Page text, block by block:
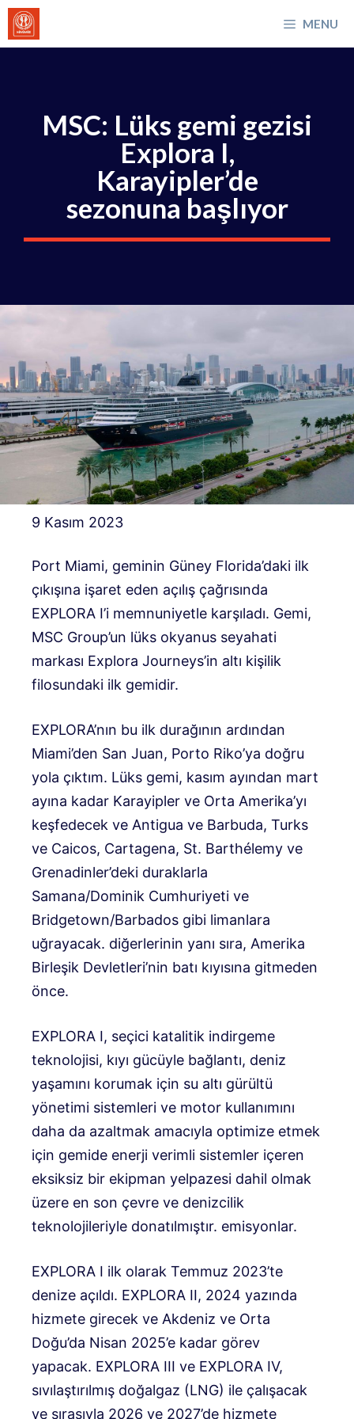
İçeriğe
atla
MENU
MSC: Lüks gemi gezisi
Explora I,
Karayipler’de
sezonuna başlıyor
9 Kasım 2023
Port Miami, geminin Güney Florida’daki ilk
çıkışına işaret eden açılış çağrısında
EXPLORA I’i memnuniyetle karşıladı. Gemi,
MSC Group’un lüks okyanus seyahati
markası Explora Journeys’in altı kişilik
filosundaki ilk gemidir.
EXPLORA’nın bu ilk durağının ardından
Miami’den San Juan, Porto Riko’ya doğru
yola çıktım. Lüks gemi, kasım ayından mart
ayına kadar Karayipler ve Orta Amerika’yı
keşfedecek ve Antigua ve Barbuda, Turks
ve Caicos, Cartagena, St. Barthélemy ve
Grenadinler’deki duraklarla
Samana/Dominik Cumhuriyeti ve
Bridgetown/Barbados gibi limanlara
uğrayacak. diğerlerinin yanı sıra, Amerika
Birleşik Devletleri’nin batı kıyısına gitmeden
önce.
EXPLORA I, seçici katalitik indirgeme
teknolojisi, kıyı gücüyle bağlantı, deniz
yaşamını korumak için su altı gürültü
yönetimi sistemleri ve motor kullanımını
daha da azaltmak amacıyla optimize etmek
için gemide enerji verimli sistemler içeren
eksiksiz bir ekipman yelpazesi dahil olmak
üzere en son çevre ve denizcilik
teknolojileriyle donatılmıştır. emisyonlar.
EXPLORA I ilk olarak Temmuz 2023’te
denize açıldı. EXPLORA II, 2024 yazında
hizmete girecek ve Akdeniz ve Orta
Doğu’da Nisan 2025’e kadar görev
yapacak. EXPLORA III ve EXPLORA IV,
sıvılaştırılmış doğalgaz (LNG) ile çalışacak
ve sırasıyla 2026 ve 2027’de hizmete